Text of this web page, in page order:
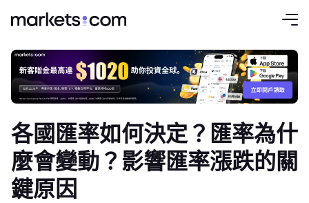
各國匯率如何決定？匯率為什
麼會變動？影響匯率漲跌的關
鍵原因